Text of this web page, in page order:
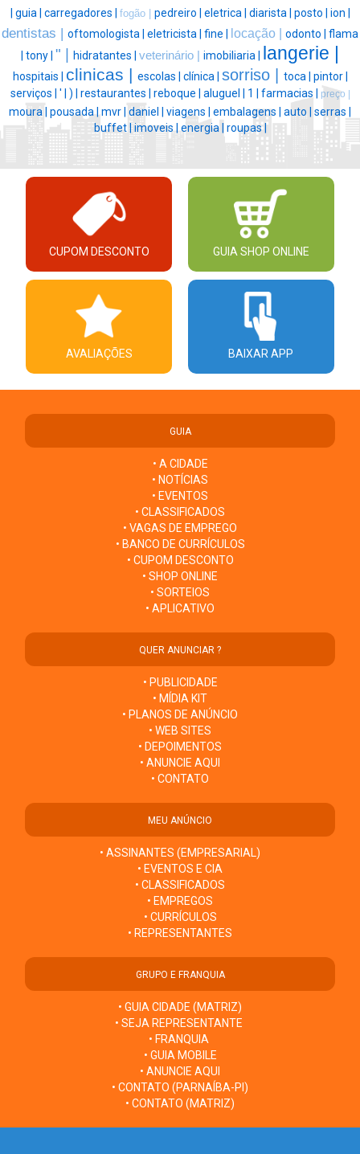
guia | carregadores | fogão | pedreiro | eletrica | diarista | posto | ion |
dentistas | oftomologista | eletricista | fine | locação | odonto | flama
tony | " | hidratantes | veterinário | imobiliaria | langerie |
hospitais | clinicas | escolas | clínica | sorriso | toca | pintor |
serviços | ' | ) | restaurantes | reboque | aluguel | 1 | farmacias | preço |
moura | pousada |mvr | daniel | viagens | embalagens | auto | serras |
buffet |imoveis |energia | roupas |
CUPOM DESCONTO GUIA SHOP ONLINE
AVALIAÇÕES BAIXAR APP
GUIA
• A CIDADE
• NOTÍCIAS
• EVENTOS
• CLASSIFICADOS
• VAGAS DE EMPREGO
• BANCO DE CURRÍCULOS
• CUPOM DESCONTO
• SHOP ONLINE
• SORTEIOS
• APLICATIVO
QUER ANUNCIAR ?
• PUBLICIDADE
• MÍDIA KIT
• PLANOS DE ANÚNCIO
• WEB SITES
• DEPOIMENTOS
• ANUNCIE AQUI
• CONTATO
MEU ANÚNCIO
• ASSINANTES (EMPRESARIAL)
• EVENTOS E CIA
• CLASSIFICADOS
• EMPREGOS
• CURRÍCULOS
• REPRESENTANTES
GRUPO E FRANQUIA
• GUIA CIDADE (MATRIZ)
• SEJA REPRESENTANTE
• FRANQUIA
• GUIA MOBILE
• ANUNCIE AQUI
• CONTATO (PARNAÍBA-PI)
• CONTATO (MATRIZ)